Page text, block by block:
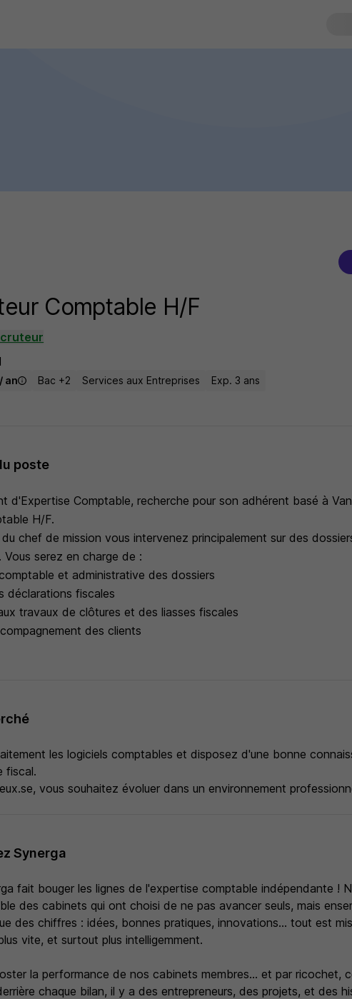
Comptable H/F
an Bac +2 Services aux Entreprises Exp. 3 ans
poste
d'Expertise Comptable, recherche pour son adhérent basé à
H/F.
chef de mission vous intervenez principalement sur des
serez en charge de :
et administrative des dossiers
déclarations fiscales
travaux de clôtures et des liasses fiscales
des clients
les logiciels comptables et disposez d'une bonne
fiscal.
vous souhaitez évoluer dans un environnement
Synerga
fait bouger les lignes de l'expertise comptable indépendante !
des cabinets qui ont choisi de ne pas avancer seuls, mais
des chiffres : idées, bonnes pratiques, innovations... tout est
vite, et surtout plus intelligemment.
la performance de nos cabinets membres... et par ricochet,
chaque bilan, il y a des entrepreneurs, des projets, et des